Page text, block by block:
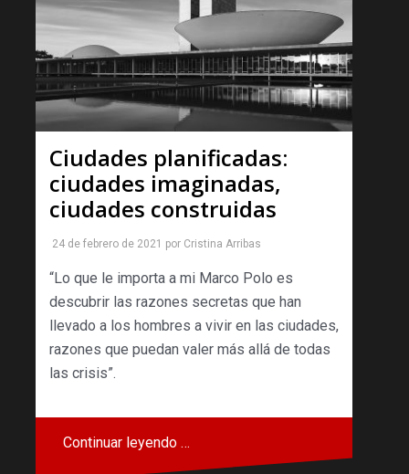
Ciudades planificadas:
ciudades imaginadas,
ciudades construidas
24 de febrero de 2021 por Cristina Arribas
“Lo que le importa a mi Marco Polo es
descubrir las razones secretas que han
llevado a los hombres a vivir en las ciudades,
razones que puedan valer más allá de todas
las crisis”.
Continuar leyendo …